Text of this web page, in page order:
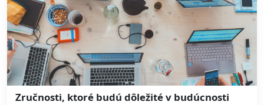
Zručnosti, ktoré budú dôležité v budúcnosti